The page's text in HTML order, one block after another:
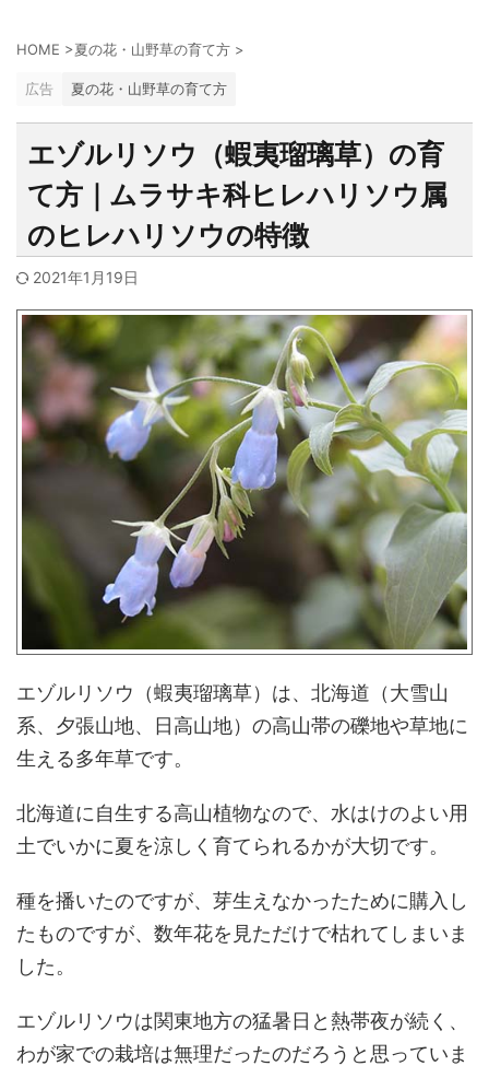
HOME >夏の花・山野草の育て方 >
広告 夏の花・山野草の育て方
エゾルリソウ（蝦夷瑠璃草）の育
て方｜ムラサキ科ヒレハリソウ属
のヒレハリソウの特徴
2021年1月19日
エゾルリソウ（蝦夷瑠璃草）は、北海道（大雪山
系、夕張山地、日高山地）の高山帯の礫地や草地に
生える多年草です。
北海道に自生する高山植物なので、水はけのよい用
土でいかに夏を涼しく育てられるかが大切です。
種を播いたのですが、芽生えなかったために購入し
たものですが、数年花を見ただけで枯れてしまいま
した。
エゾルリソウは関東地方の猛暑日と熱帯夜が続く、
わが家での栽培は無理だったのだろうと思っていま